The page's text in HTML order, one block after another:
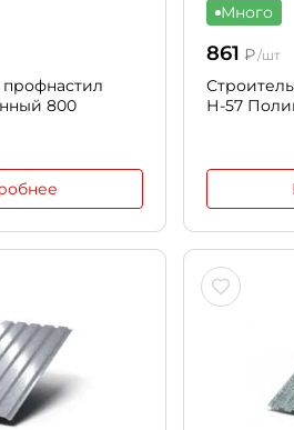
800
Много
861 ₽/шт
Н-57